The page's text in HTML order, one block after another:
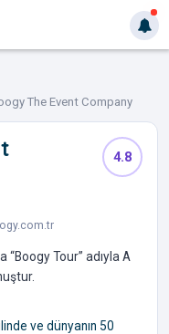
The Event Company
4.8
“Boogy Tour” adıyla A
ve dünyanın 50